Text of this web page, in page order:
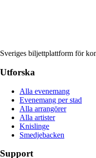
Sveriges biljettplattform för
Utforska
Alla evenemang
Evenemang per stad
Alla arrangörer
Alla artister
Knislinge
Smedjebacken
Support